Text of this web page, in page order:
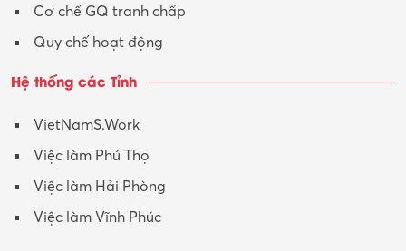
Y tế-Dược
Cơ chế GQ tranh chấp
Quy chế hoạt động
Hệ thống các Tỉnh
VietNamS.Work
Việc làm Phú Thọ
Việc làm Hải Phòng
Việc làm Vĩnh Phúc